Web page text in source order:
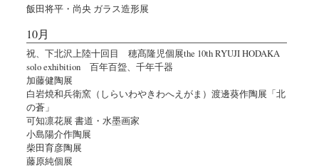
飯田将平・尚央 ガラス造形展
10月
祝、下北沢上陸十回目 穂髙隆児個展the 10th RYUJI HODAKA
solo exhibition 百年百盌、千年千器
加藤健陶展
白岩焼和兵衛窯（しらいわやきわへえがま）渡邊葵作陶展「北
の蒼」
可知凛花展 書道・水墨画家
小島陽介作陶展
柴田育彦陶展
藤原純個展